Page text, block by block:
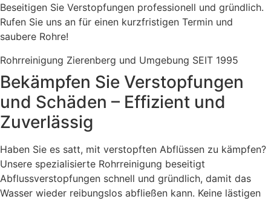
Beseitigen Sie Verstopfungen professionell und gründlich.
Rufen Sie uns an für einen kurzfristigen Termin und
saubere Rohre!
Rohrreinigung Zierenberg und Umgebung SEIT 1995
Bekämpfen Sie Verstopfungen
und Schäden – Effizient und
Zuverlässig
Haben Sie es satt, mit verstopften Abflüssen zu kämpfen?
Unsere spezialisierte Rohrreinigung beseitigt
Abflussverstopfungen schnell und gründlich, damit das
Wasser wieder reibungslos abfließen kann. Keine lästigen